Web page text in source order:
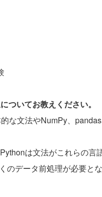
いてお教えください。
な文法やNumPy、
は文法がこれらの言
のデータ前処理が必要と